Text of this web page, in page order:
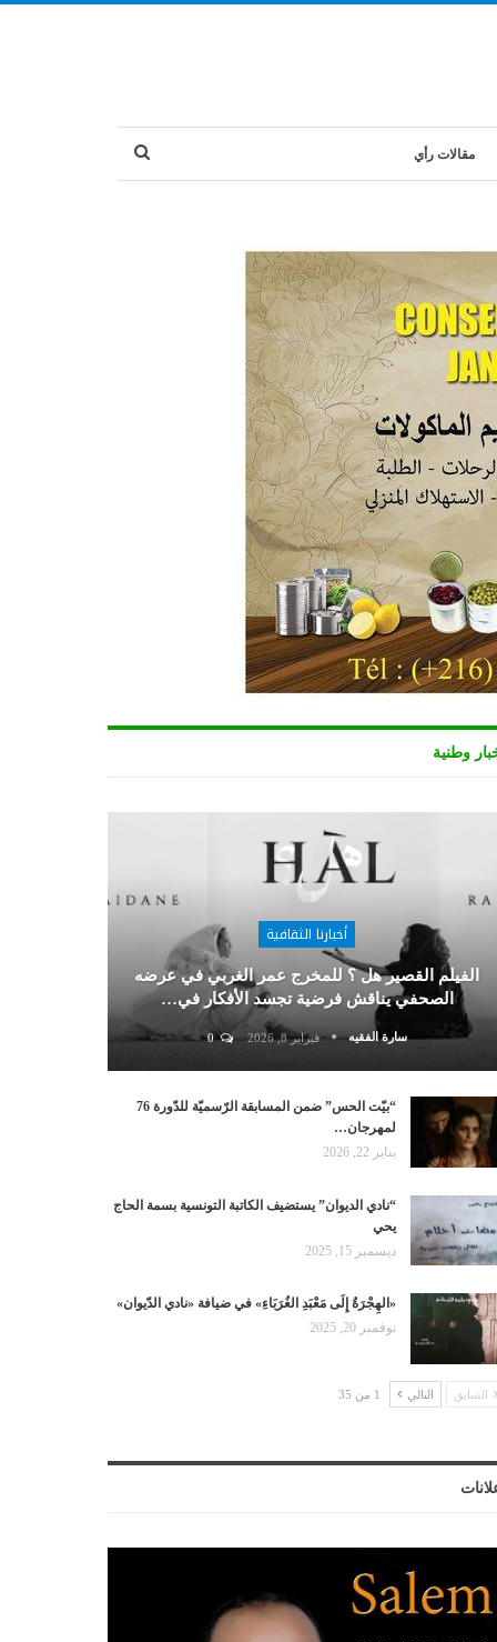
مقالات رأي
وطنية
أخبارنا الثقافية
الفيلم القصير هل ؟ للمخرج عمر الغربي في عرضه
الصحفي يناقش فرضية تجسد الأفكار في…
سارة الفقيه فبراير 8, 2026 0
“بيّت الحس” ضمن المسابقة الرّسميّة للدّورة 76
لمهرجان…
يناير 22, 2026
“نادي الديوان” يستضيف الكاتبة التونسية بسمة الحاج
يحي
ديسمبر 15, 2025
«الهِجْرَةُ إِلَى مَعْبَدِ الغُرَبَاءِ» في ضيافة «نادي الدّيوان»
نوفمبر 20, 2025
السابق التالي 1 من 35